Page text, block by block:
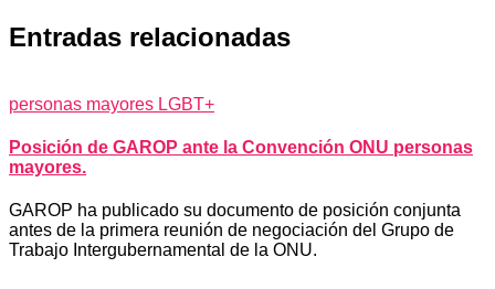
Entradas relacionadas
personas mayores LGBT+
Posición de GAROP ante la Convención ONU personas
mayores.
GAROP ha publicado su documento de posición conjunta
antes de la primera reunión de negociación del Grupo de
Trabajo Intergubernamental de la ONU.